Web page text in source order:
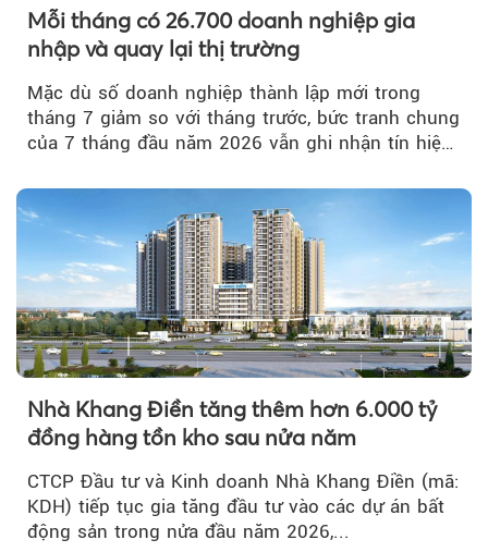
Mỗi tháng có 26.700 doanh nghiệp gia
nhập và quay lại thị trường
Mặc dù số doanh nghiệp thành lập mới trong
tháng 7 giảm so với tháng trước, bức tranh chung
của 7 tháng đầu năm 2026 vẫn ghi nhận tín hiệu
Nhà Khang Điền tăng thêm hơn 6.000 tỷ
đồng hàng tồn kho sau nửa năm
CTCP Đầu tư và Kinh doanh Nhà Khang Điền (mã:
KDH) tiếp tục gia tăng đầu tư vào các dự án bất
động sản trong nửa đầu năm 2026,...